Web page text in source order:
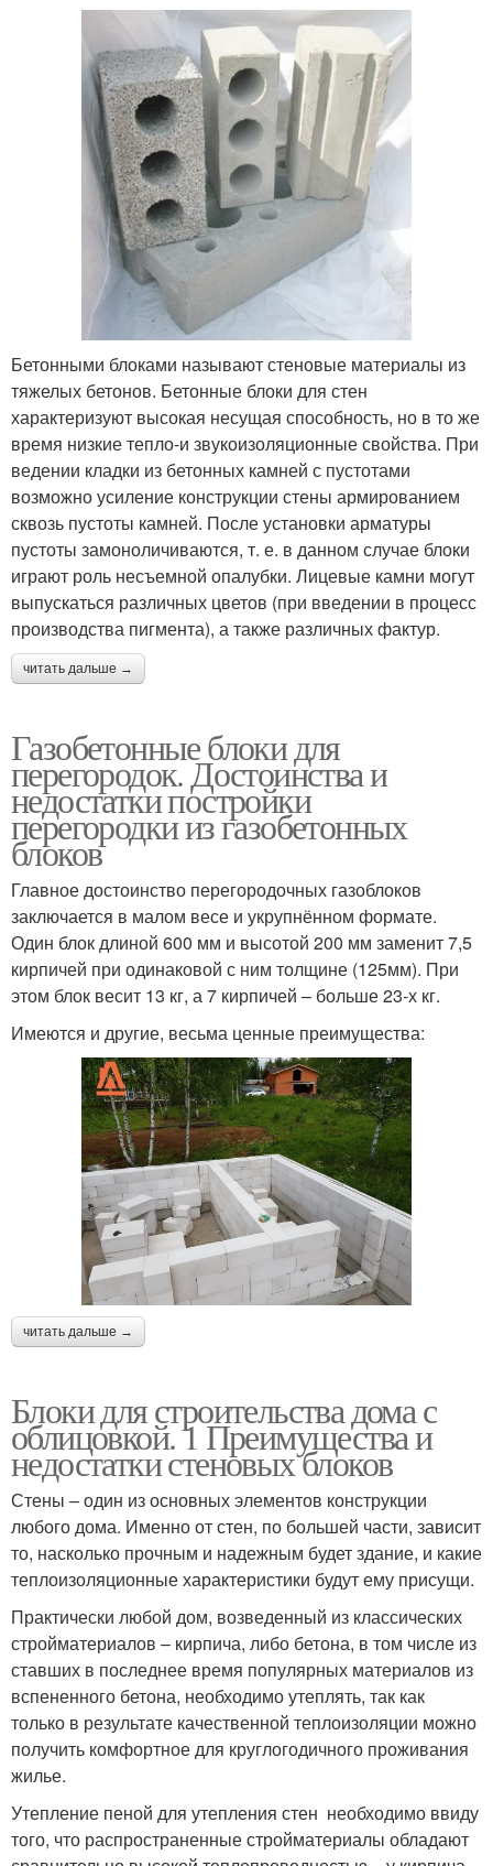
Бетонными блоками называют стеновые материалы из
тяжелых бетонов. Бетонные блоки для стен
характеризуют высокая несущая способность, но в то же
время низкие тепло-и звукоизоляционные свойства. При
ведении кладки из бетонных камней с пустотами
возможно усиление конструкции стены армированием
сквозь пустоты камней. После установки арматуры
пустоты замоноличиваются, т. е. в данном случае блоки
играют роль несъемной опалубки. Лицевые камни могут
выпускаться различных цветов (при введении в процесс
производства пигмента), а также различных фактур.
читать дальше →
Газобетонные блоки для
перегородок. Достоинства и
недостатки постройки
перегородки из газобетонных
блоков
Главное достоинство перегородочных газоблоков
заключается в малом весе и укрупнённом формате.
Один блок длиной 600 мм и высотой 200 мм заменит 7,5
кирпичей при одинаковой с ним толщине (125мм). При
этом блок весит 13 кг, а 7 кирпичей – больше 23-х кг.
Имеются и другие, весьма ценные преимущества:
читать дальше →
Блоки для строительства дома с
облицовкой. 1 Преимущества и
недостатки стеновых блоков
Стены – один из основных элементов конструкции
любого дома. Именно от стен, по большей части, зависит
то, насколько прочным и надежным будет здание, и какие
теплоизоляционные характеристики будут ему присущи.
Практически любой дом, возведенный из классических
стройматериалов – кирпича, либо бетона, в том числе из
ставших в последнее время популярных материалов из
вспененного бетона, необходимо утеплять, так как
только в результате качественной теплоизоляции можно
получить комфортное для круглогодичного проживания
жилье.
Утепление пеной для утепления стен необходимо ввиду
того, что распространенные стройматериалы обладают